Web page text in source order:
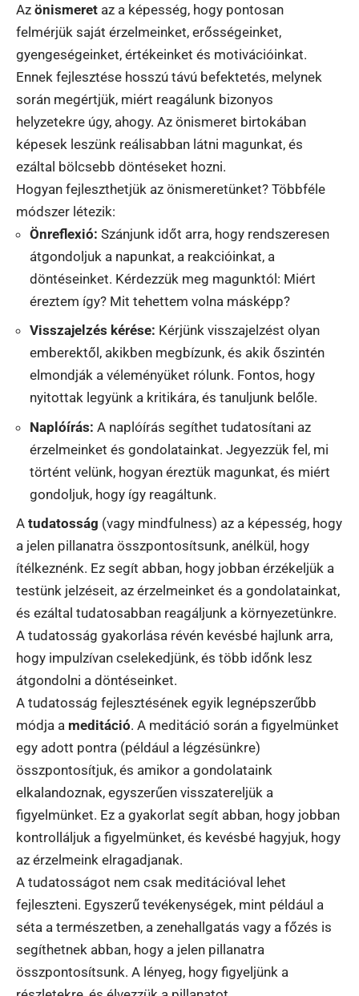
Az önismeret az a képesség, hogy pontosan
felmérjük saját érzelmeinket, erősségeinket,
gyengeségeinket, értékeinket és motivációinkat.
Ennek fejlesztése hosszú távú befektetés, melynek
során megértjük, miért reagálunk bizonyos
helyzetekre úgy, ahogy. Az önismeret birtokában
képesek leszünk reálisabban látni magunkat, és
ezáltal bölcsebb döntéseket hozni.
Hogyan fejleszthetjük az önismeretünket? Többféle
módszer létezik:
Önreflexió: Szánjunk időt arra, hogy rendszeresen
átgondoljuk a napunkat, a reakcióinkat, a
döntéseinket. Kérdezzük meg magunktól: Miért
éreztem így? Mit tehettem volna másképp?
Visszajelzés kérése: Kérjünk visszajelzést olyan
emberektől, akikben megbízunk, és akik őszintén
elmondják a véleményüket rólunk. Fontos, hogy
nyitottak legyünk a kritikára, és tanuljunk belőle.
Naplóírás: A naplóírás segíthet tudatosítani az
érzelmeinket és gondolatainkat. Jegyezzük fel, mi
történt velünk, hogyan éreztük magunkat, és miért
gondoljuk, hogy így reagáltunk.
A tudatosság (vagy mindfulness) az a képesség, hogy
a jelen pillanatra összpontosítsunk, anélkül, hogy
ítélkeznénk. Ez segít abban, hogy jobban érzékeljük a
testünk jelzéseit, az érzelmeinket és a gondolatainkat,
és ezáltal tudatosabban reagáljunk a környezetünkre.
A tudatosság gyakorlása révén kevésbé hajlunk arra,
hogy impulzívan cselekedjünk, és több időnk lesz
átgondolni a döntéseinket.
A tudatosság fejlesztésének egyik legnépszerűbb
módja a meditáció. A meditáció során a figyelmünket
egy adott pontra (például a légzésünkre)
összpontosítjuk, és amikor a gondolataink
elkalandoznak, egyszerűen visszatereljük a
figyelmünket. Ez a gyakorlat segít abban, hogy jobban
kontrolláljuk a figyelmünket, és kevésbé hagyjuk, hogy
az érzelmeink elragadjanak.
A tudatosságot nem csak meditációval lehet
fejleszteni. Egyszerű tevékenységek, mint például a
séta a természetben, a zenehallgatás vagy a főzés is
segíthetnek abban, hogy a jelen pillanatra
összpontosítsunk. A lényeg, hogy figyeljünk a